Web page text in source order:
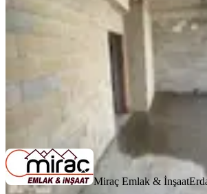
100 m² ·Yüksek giriş
5.000.000 ₺
Erdal Barlas
Miraç Emlak & İnşaat